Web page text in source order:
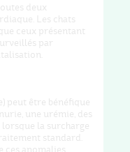
deux
Les chats
ceux présentant
par
peut être bénéfique
une urémie, des
la surcharge
standard.
ces anomalies